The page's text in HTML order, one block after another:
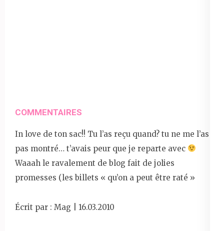
COMMENTAIRES
In love de ton sac!! Tu l’as reçu quand? tu ne me l’as
pas montré… t’avais peur que je reparte avec
Waaah le ravalement de blog fait de jolies
promesses (les billets « qu’on a peut être raté »
Écrit par : Mag | 16.03.2010